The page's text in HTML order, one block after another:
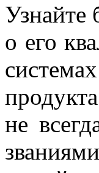
Узнайте
о его
не